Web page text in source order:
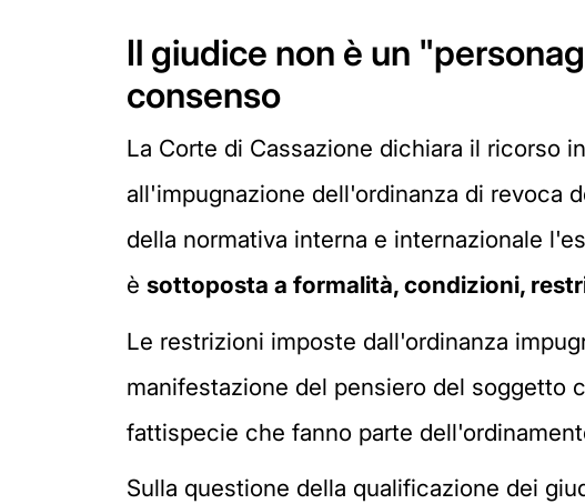
Il giudice non è un
consenso
La Corte di Cassazione dichiara il ricorso
all'impugnazione dell'ordinanza di revoca
della normativa interna e internazionale
è sottoposta a formalità, condizioni,
Le restrizioni imposte dall'ordinanza
manifestazione del pensiero del soggetto
fattispecie che fanno parte
Sulla questione della qualificazione dei